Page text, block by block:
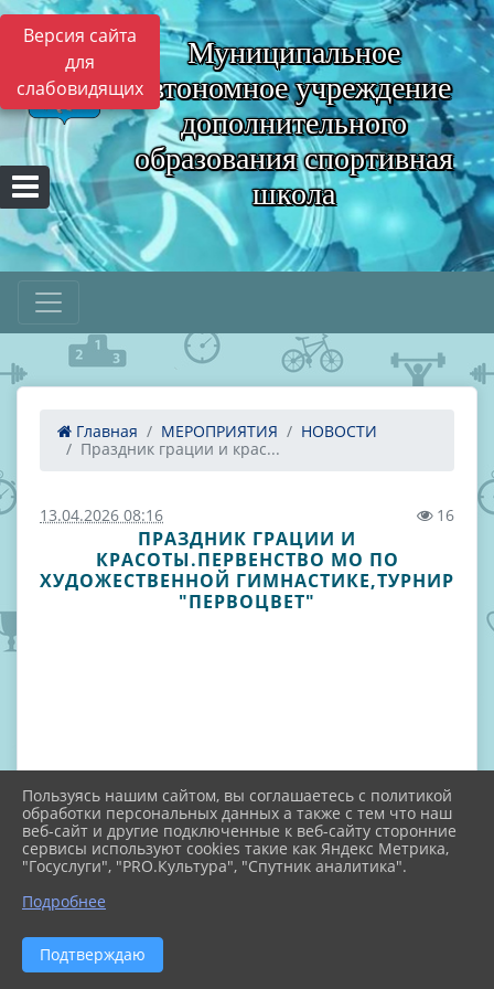
Версия сайта
для
слабовидящих
Муниципальное
автономное учреждение
дополнительного
образования спортивная
школа
Главная МЕРОПРИЯТИЯ
НОВОСТИ
Праздник грации и крас...
13.04.2026 08:16 16
ПРАЗДНИК ГРАЦИИ И
КРАСОТЫ.ПЕРВЕНСТВО МО ПО
ХУДОЖЕСТВЕННОЙ ГИМНАСТИКЕ,ТУРНИР
"ПЕРВОЦВЕТ"
Пользуясь нашим сайтом, вы соглашаетесь с политикой
обработки персональных данных а также с тем что наш
веб-сайт и другие подключенные к веб-сайту сторонние
сервисы используют cookies такие как Яндекс Метрика,
"Госуслуги", "PRO.Культура", "Спутник аналитика".
Подробнее
Подтверждаю